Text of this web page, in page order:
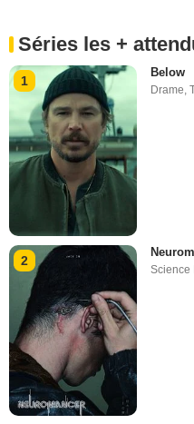
Séries les +
1
Below
Drame ,
2
Science